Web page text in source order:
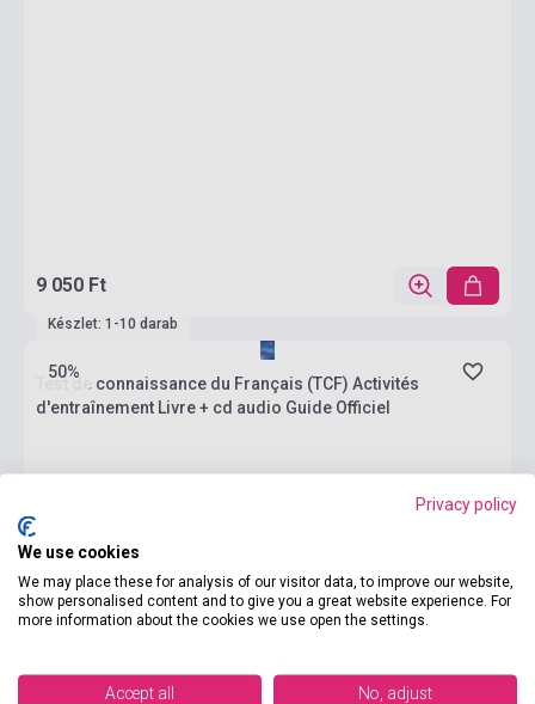
9 050 Ft
50%
Készlet: 1-10 darab
Test de connaissance du Français (TCF) Activités
d'entraînement Livre + cd audio Guide Officiel
Privacy policy
We use cookies
We may place these for analysis of our visitor data, to improve our website,
show personalised content and to give you a great website experience. For
more information about the cookies we use open the settings.
Accept all No, adjust